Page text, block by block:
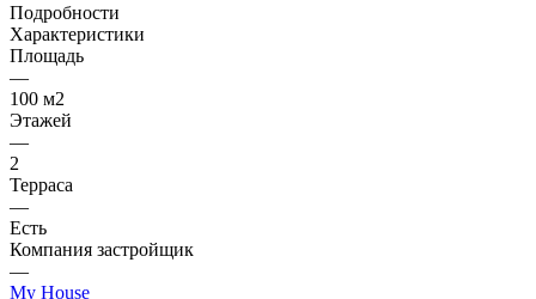
Подробности
Характеристики
Площадь
—
100 м2
Этажей
—
2
Терраса
—
Есть
Компания застройщик
—
My House